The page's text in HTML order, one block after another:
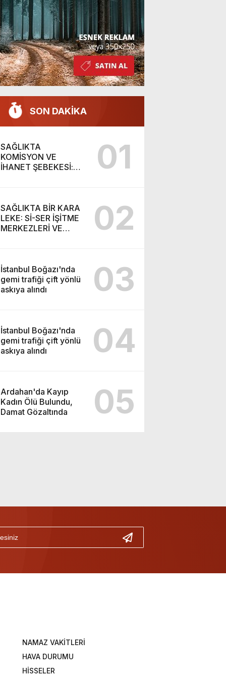
SON DAKİKA
SAĞLIKTA
KOMİSYON VE
İHANET ŞEBEKESİ:
VURGUNU!
01
SAĞLIKTA BİR KARA
LEKE: Sİ-SER İŞİTME
MERKEZLERİ VE
02
İstanbul Boğazı'nda
gemi trafiği çift yönlü
askıya alındı
03
İstanbul Boğazı'nda
gemi trafiği çift yönlü
askıya alındı
04
Ardahan'da Kayıp
Kadın Ölü Bulundu,
Damat Gözaltında
05
NAMAZ VAKİTLERİ
HAVA DURUMU
HİSSELER